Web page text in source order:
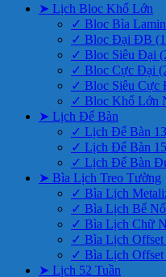
➤ Lịch Bloc Khổ Lớn
✓ Bloc Bìa
✓ Bloc Đại ĐB
✓ Bloc Siêu Đại
✓ Bloc Cực Đại
✓ Bloc Siêu Cực
✓ Bloc Khổ Lớn
➤ Lịch Để Bàn
✓ Lịch Để Bàn
✓ Lịch Để Bàn
✓ Lịch Để Bàn
➤ Bìa Lịch Treo Tường
✓ Bìa Lịch
✓ Bìa Lịch Bế
✓ Bìa Lịch Chữ
✓ Bìa Lịch Offset
✓ Bìa Lịch Offset
➤ Lịch 52 Tuần